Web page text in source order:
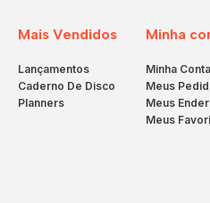
Mais Vendidos
Lançamentos
Caderno De Disco
Planners
Minha
Minha Conta
Meus
Meus
Meus